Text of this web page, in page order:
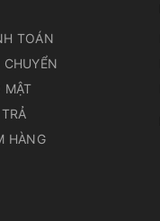
TOÁN
MẬT
HÀNG